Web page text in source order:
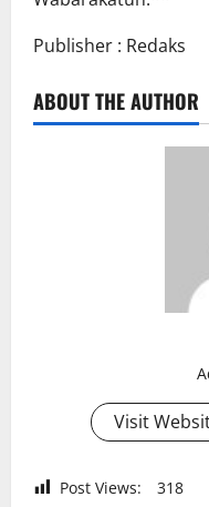
Publisher : Redaks
ABOUT THE AUTHOR
Visit
Post Views: 318